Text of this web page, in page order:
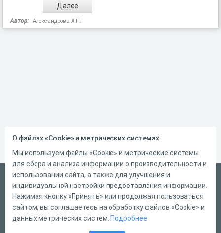
Автор: Александрова А.П.
Русский
Справка
Форма обратной связи
О файлах «Cookie» и метрических системах
Мы используем файлы «Cookie» и метрические системы
для сбора и анализа информации о производительности и
использовании сайта, а также для улучшения и
индивидуальной настройки предоставления информации.
Нажимая кнопку «Принять» или продолжая пользоваться
сайтом, вы соглашаетесь на обработку файлов «Cookie» и
данных метрических систем. Подробнее